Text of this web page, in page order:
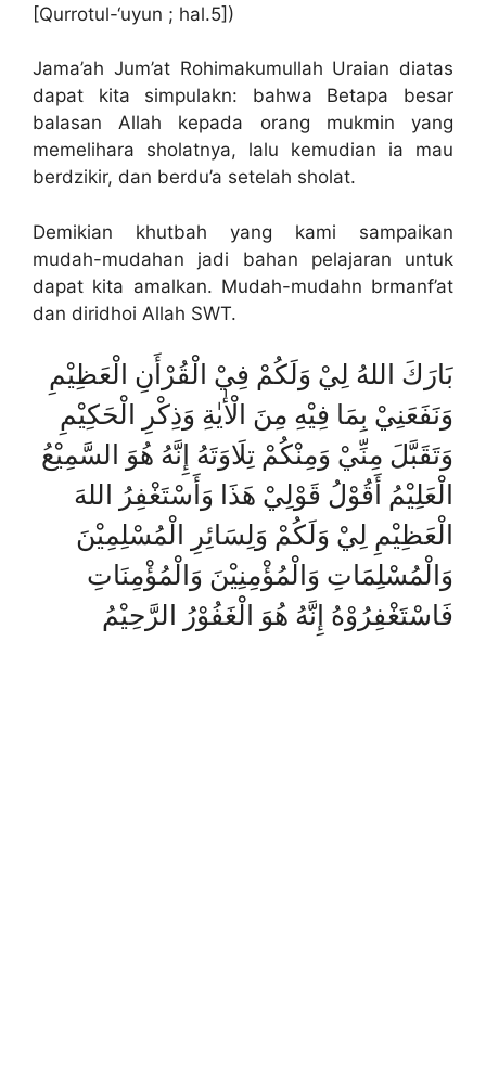
[Qurrotul-‘uyun ; hal.5])
Jama’ah Jum’at Rohimakumullah Uraian diatas
dapat kita simpulakn: bahwa Betapa besar
balasan Allah kepada orang mukmin yang
memelihara sholatnya, lalu kemudian ia mau
berdzikir, dan berdu’a setelah sholat.
Demikian khutbah yang kami sampaikan
mudah-mudahan jadi bahan pelajaran untuk
dapat kita amalkan. Mudah-mudahn brmanf’at
dan diridhoi Allah SWT.
بَارَكَ اللهُ لِيْ وَلَكُمْ فِيْ الْقُرْأَنِ الْعَظِيْمِ
وَنَفَعَنِيْ بِمَا فِيْهِ مِنَ الْأٰيٰةِ وَذِكْرِ الْحَكِيْمِ
وَتَقَبَّلَ مِنِّيْ وَمِنْكُمْ تِلَاوَتَهُ إِنَّهُ هُوَ السَّمِيْعُ
الْعَلِيْمُ أَقُوْلُ قَوْلِيْ هَذَا وَأَسْتَغْفِرُ اللهَ
الْعَظِيْمِ لِيْ وَلَكُمْ وَلِسَائِرِ الْمُسْلِمِيْنَ
وَالْمُسْلِمَاتِ وَالْمُؤْمِنِيْنَ وَالْمُؤْمِنَاتِ
فَاسْتَغْفِرُوْهُ إِنَّهُ هُوَ الْغَفُوْرُ الرَّحِيْمُ